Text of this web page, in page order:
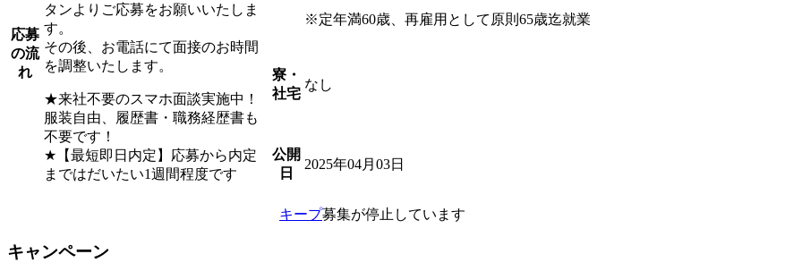
応募
の流
れ
タンよりご応募をお願いいたしま
す。
その後、お電話にて面接のお時間
を調整いたします。
★来社不要のスマホ面談実施中！
服装自由、履歴書・職務経歴書も
不要です！
★【最短即日内定】応募から内定
まではだいたい1週間程度です
※定年満60歳、再雇用として原則65歳迄就業
寮・
社宅
なし
公開
日
2025年04月03日
キープ募集が停止しています
キャンペーン